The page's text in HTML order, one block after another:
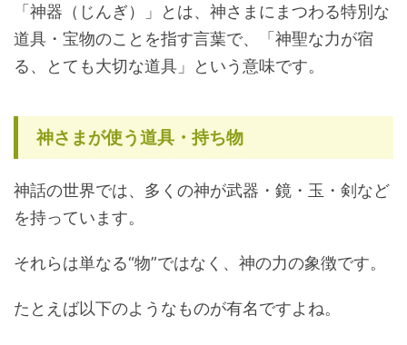
「神器（じんぎ）」とは、神さまにまつわる特別な
道具・宝物のことを指す言葉で、「神聖な力が宿
る、とても大切な道具」という意味です。
神さまが使う道具・持ち物
神話の世界では、多くの神が武器・鏡・玉・剣など
を持っています。
それらは単なる“物”ではなく、神の力の象徴です。
たとえば以下のようなものが有名ですよね。